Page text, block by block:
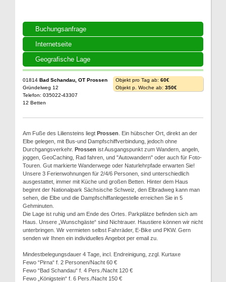
Buchungsanfrage
Internetseite
Geografische Lage
01814 Bad Schandau, OT Prossen
Gründelweg 12
Telefon: 035022-43307
12 Betten
Objekt pro Tag ab: 60€
Objekt p. Woche ab: 350€
Am Fuße des Liliensteins liegt Prossen . Ein hübscher Ort, direkt an der
Elbe gelegen, mit Bus-und Dampfschiffverbindung, jedoch ohne
Durchgangsverkehr. Prossen ist Ausgangspunkt zum Wandern, angeln,
joggen, GeoCaching, Rad fahren, und "Autowandern" oder auch für Foto-
Touren. Gut markierte Wanderwege oder Naturlehrpfade erwarten Sie!
Unsere 3 Ferienwohnungen für 2/4/6 Personen, sind unterschiedlich
ausgestattet, immer mit Küche und großen Betten. Hinter dem Haus
beginnt der Nationalpark Sächsische Schweiz, den Elbradweg kann man
sehen, die Elbe und die Dampfschiffanlegestelle erreichen Sie in 5
Gehminuten.
Die Lage ist ruhig und am Ende des Ortes. Parkplätze befinden sich am
Haus. Unsere „Wunschgäste“ sind Nichtrauer. Haustiere können wir nicht
unterbringen. Wir vermieten selbst Fahrräder, E-Bike und PKW. Gern
senden wir Ihnen ein individuelles Angebot per email zu.
Mindestbelegungsdauer 4 Tage, incl. Endreinigung, zzgl. Kurtaxe
Fewo “Pirna“ f. 2 Personen/Nacht 60 €
Fewo “Bad Schandau“ f. 4 Pers./Nacht 120 €
Fewo „Königstein“ f. 6 Pers./Nacht 150 €